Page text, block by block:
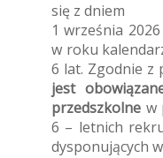
się z dniem
1 września
w roku
6 lat. Zgodnie z
jest
przedszkolne w
6 – letnich
dysponujących